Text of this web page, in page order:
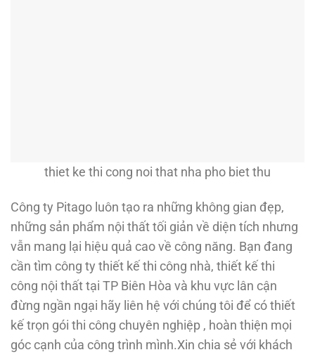
thiet ke thi cong noi that nha pho biet thu
Công ty Pitago luôn tạo ra những không gian đẹp,
những sản phẩm nội thất tối giản về diện tích nhưng
vẫn mang lại hiệu quả cao về công năng. Bạn đang
cần tìm công ty thiết kế thi công nhà, thiết kế thi
công nội thất tại TP Biên Hòa và khu vực lân cận
đừng ngần ngại hãy liên hệ với chúng tôi để có thiết
kế trọn gói thi công chuyên nghiệp , hoàn thiện mọi
góc cạnh của công trình mình.Xin chia sẻ với khách